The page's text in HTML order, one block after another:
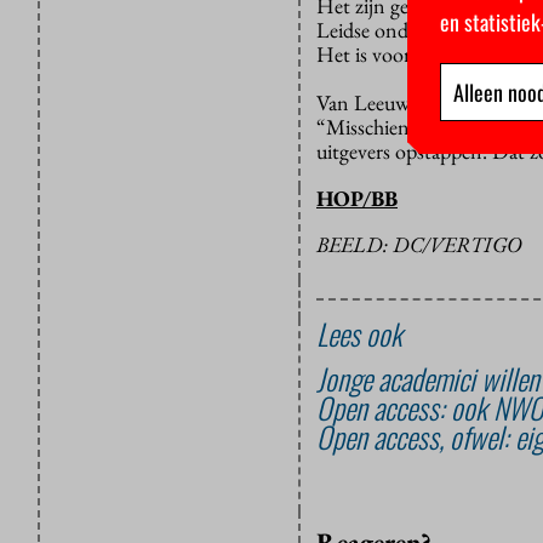
Leidse
Het is voor het eerst dat in
Van Leeuwen kent de
“Misschien gaat het in
uitgevers opstappen. Dat
HOP/BB
BEELD: DC/VERTIGO
Lees ook
Jonge academici
Open access: ook
Open access, ofwel:
en
Alleen